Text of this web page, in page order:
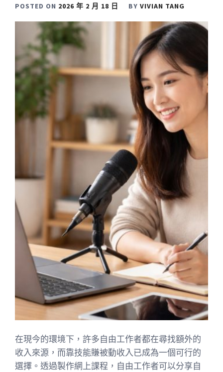
POSTED ON 2026 年 2 月 18 日 BY VIVIAN TANG
在現今的環境下，許多自由工作者都在尋找額外的
收入來源，而靠技能賺被動收入已成為一個可行的
選擇。透過製作網上課程，自由工作者可以分享自